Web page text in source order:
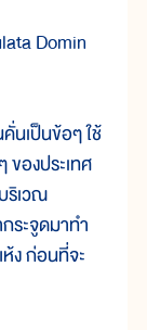
Domin
เป็นข้อๆ ใช้
ของประเทศ
ริเวณ
ระจูดมาทำ
ง ก่อนที่จะ